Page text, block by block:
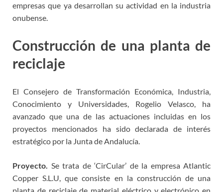
empresas que ya desarrollan su actividad en la industria
onubense.
Construcción de una planta de
reciclaje
El Consejero de Transformación Económica, Industria,
Conocimiento y Universidades, Rogelio Velasco, ha
avanzado que una de las actuaciones incluidas en los
proyectos mencionados ha sido declarada de interés
estratégico por la Junta de Andalucía.
Proyecto.
Se trata de ‘CirCular’ de la empresa Atlantic
Copper S.L.U, que consiste en la construcción de una
planta de reciclaje de material eléctrico y electrónico en